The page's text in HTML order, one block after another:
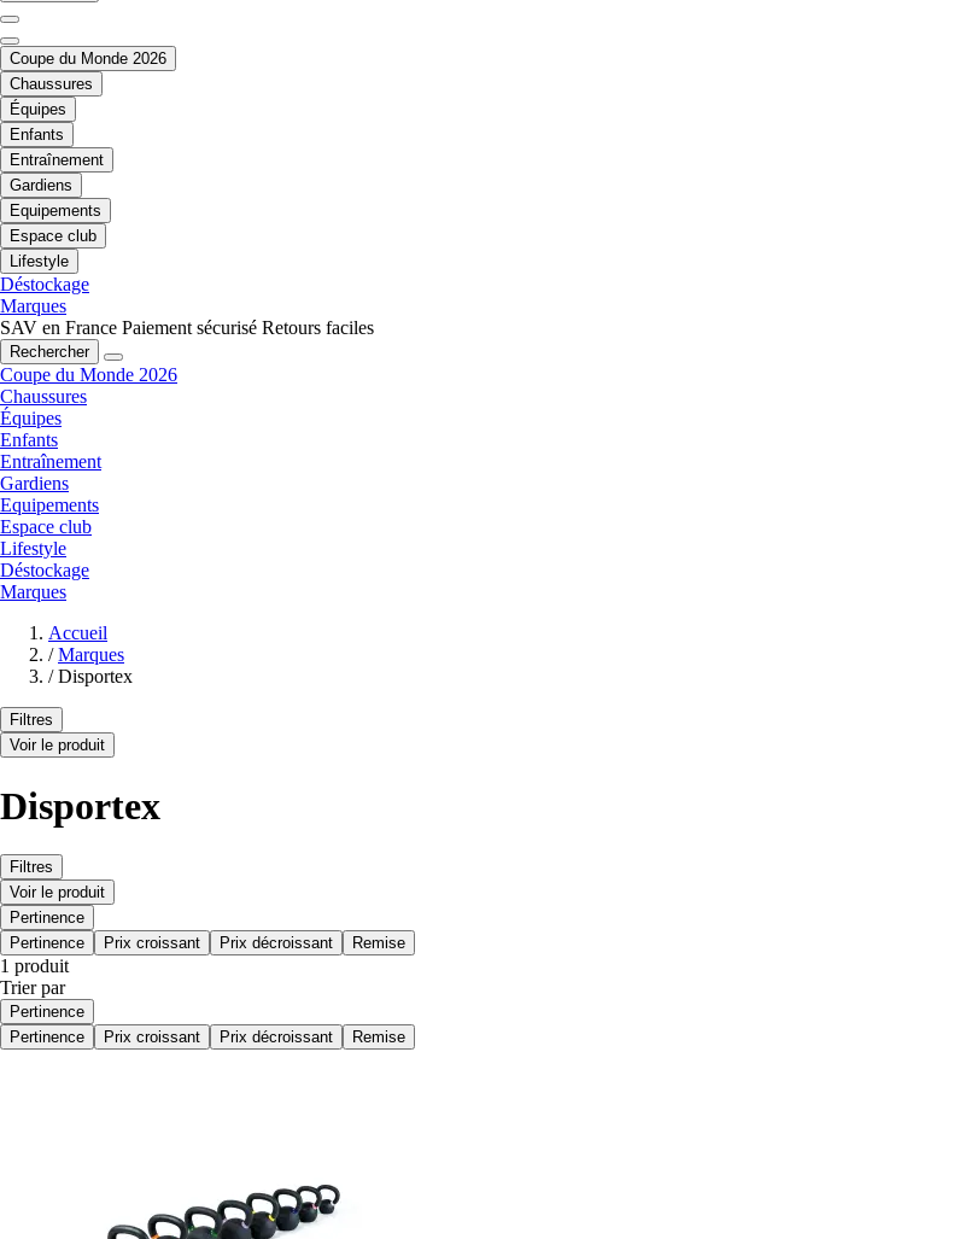
Coupe du Monde 2026
Chaussures
Équipes
Enfants
Entraînement
Gardiens
Equipements
Espace club
Lifestyle
Déstockage
Marques
SAV en France Paiement sécurisé Retours faciles
Rechercher
Coupe du Monde 2026
Chaussures
Équipes
Enfants
Entraînement
Gardiens
Equipements
Espace club
Lifestyle
Déstockage
Marques
Accueil
/ Marques
/ Disportex
Filtres
Voir le produit
Disportex
Filtres
Voir le produit
Pertinence
Pertinence
Prix croissant Prix décroissant Remise
1 produit
Trier par
Pertinence
Pertinence
Prix croissant Prix décroissant Remise